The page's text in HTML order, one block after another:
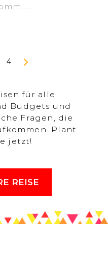
4
für alle
Budgets und
Fragen, die
Plant
jetzt!
REISE